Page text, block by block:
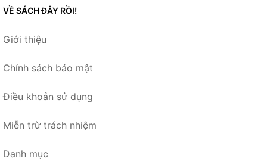
VỀ SÁCH ĐÂY RỒI!
Giới thiệu
Chính sách bảo mật
Điều khoản sử dụng
Miễn trừ trách nhiệm
Danh mục